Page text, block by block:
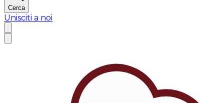
Cerca
Unisciti a noi